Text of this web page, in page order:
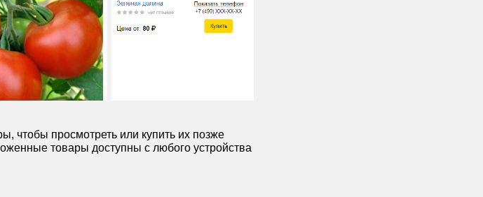
чтобы просмотреть или купить их позже
товары доступны с любого устройства